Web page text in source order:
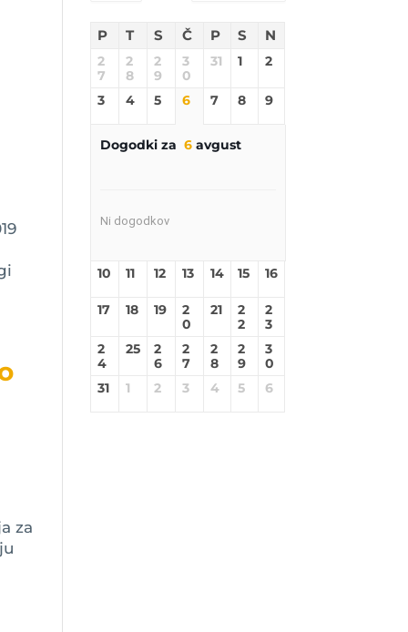
za
P T S Č P S N
2
7
2
8
2
9
3
0
31 1 2
3 4 5 6 7 8 9
Dogodki za 6avgust
Ni dogodkov
10 11 12 13 14 15 16
17 18 19
2
0
21
2
2
2
3
2
4
25
2
6
2
7
2
8
2
9
3
0
31
1 2 3 4 5 6